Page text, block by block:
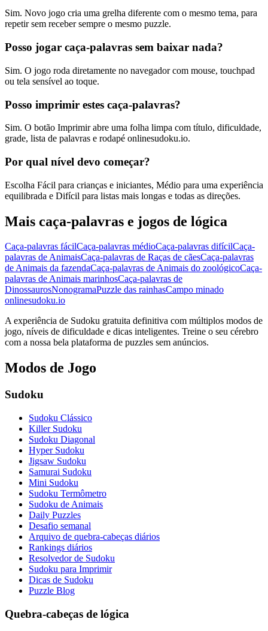
Sim. Novo jogo cria uma grelha diferente com o mesmo tema, para
repetir sem receber sempre o mesmo puzzle.
Posso jogar caça-palavras sem baixar nada?
Sim. O jogo roda diretamente no navegador com mouse, touchpad
ou tela sensível ao toque.
Posso imprimir estes caça-palavras?
Sim. O botão Imprimir abre uma folha limpa com título, dificuldade,
grade, lista de palavras e rodapé onlinesudoku.io.
Por qual nível devo começar?
Escolha Fácil para crianças e iniciantes, Médio para uma experiência
equilibrada e Difícil para listas mais longas e todas as direções.
Mais caça-palavras e jogos de lógica
Caça-palavras fácilCaça-palavras médioCaça-palavras difícilCaça-
palavras de AnimaisCaça-palavras de Raças de cãesCaça-palavras
de Animais da fazendaCaça-palavras de Animais do zoológicoCaça-
palavras de Animais marinhosCaça-palavras de
DinossaurosNonogramaPuzzle das rainhasCampo minado
onlinesudoku.io
A experiência de Sudoku gratuita definitiva com múltiplos modos de
jogo, níveis de dificuldade e dicas inteligentes. Treine o seu cérebro
com a nossa bela plataforma de puzzles sem anúncios.
Modos de Jogo
Sudoku
Sudoku Clássico
Killer Sudoku
Sudoku Diagonal
Hyper Sudoku
Jigsaw Sudoku
Samurai Sudoku
Mini Sudoku
Sudoku Termômetro
Sudoku de Animais
Daily Puzzles
Desafio semanal
Arquivo de quebra-cabeças diários
Rankings diários
Resolvedor de Sudoku
Sudoku para Imprimir
Dicas de Sudoku
Puzzle Blog
Quebra-cabeças de lógica